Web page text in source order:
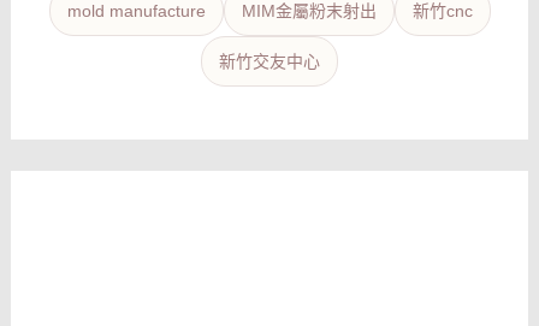
mold manufacture MIM金屬粉末射出 新竹cnc
新竹交友中心